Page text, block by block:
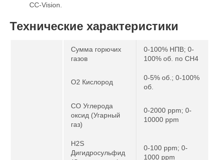
CC-Vision.
Технические характеристики
Сумма горючих
газов
0-100% НПВ; 0-
100% об. по CH4
O2 Кислород
0-5% об.; 0-100%
об.
CO Углерода
оксид (Угарный
газ)
0-2000 ppm; 0-
10000 ppm
H2S
Дигидросульфид
0-100 ppm; 0-
1000 ppm